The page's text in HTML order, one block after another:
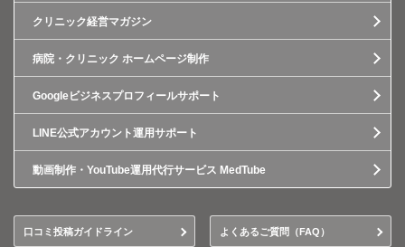
クリニック経営マガジン
病院・クリニック ホームページ制作
Googleビジネスプロフィールサポート
LINE公式アカウント運用サポート
動画制作・YouTube運用代行サービス MedTube
口コミ投稿ガイドライン よくあるご質問（FAQ）